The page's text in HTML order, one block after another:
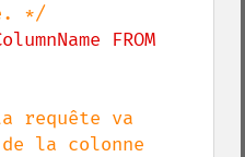
FROM
requête va
la colonne